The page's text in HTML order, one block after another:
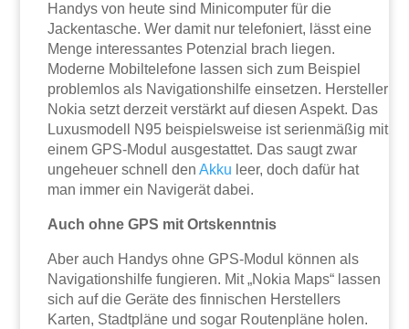
Handys von heute sind Minicomputer für die
Jackentasche. Wer damit nur telefoniert, lässt eine
Menge interessantes Potenzial brach liegen.
Moderne Mobiltelefone lassen sich zum Beispiel
problemlos als Navigationshilfe einsetzen. Hersteller
Nokia setzt derzeit verstärkt auf diesen Aspekt. Das
Luxusmodell N95 beispielsweise ist serienmäßig mit
einem GPS-Modul ausgestattet. Das saugt zwar
ungeheuer schnell denAkku leer, doch dafür hat
man immer ein Navigerät dabei.
Auch ohne GPS mit Ortskenntnis
Aber auch Handys ohne GPS-Modul können als
Navigationshilfe fungieren. Mit „Nokia Maps“ lassen
sich auf die Geräte des finnischen Herstellers
Karten, Stadtpläne und sogar Routenpläne holen.